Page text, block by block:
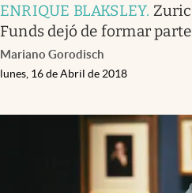
ENRIQUE BLAKSLEY.
Funds dejó de formar parte
Mariano Gorodisch
lunes, 16 de Abril de 2018